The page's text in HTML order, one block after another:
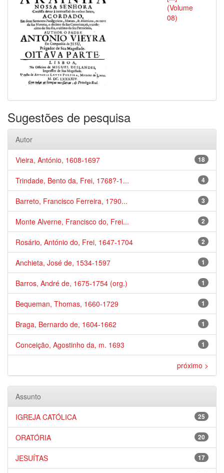
(Volume
08)
Sugestões de pesquisa
Autor
18
Vieira, António, 1608-1697
4
Trindade, Bento da, Frei, 1768?-1...
3
Barreto, Francisco Ferreira, 1790...
2
Monte Alverne, Francisco do, Frei...
2
Rosário, António do, Frei, 1647-1704
1
Anchieta, José de, 1534-1597
1
Barros, André de, 1675-1754 (org.)
1
Bequeman, Thomas, 1660-1729
1
Braga, Bernardo de, 1604-1662
1
Conceição, Agostinho da, m. 1693
próximo >
Assunto
25
IGREJA CATÓLICA
20
ORATÓRIA
17
JESUÍTAS